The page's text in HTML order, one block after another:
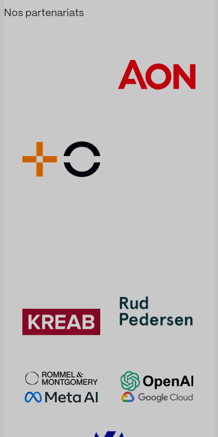
la vie des
patients. Mais
exigeant, où la
réglementation,
le prix des
Nos partenariats